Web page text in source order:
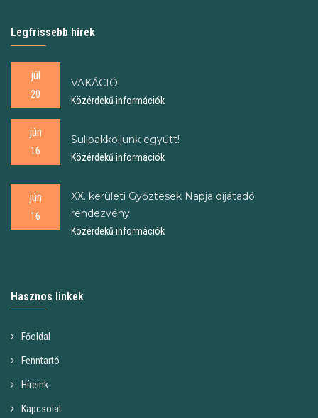
Legfrissebb hírek
júl
20
VAKÁCIÓ!
Közérdekű információk
jún
16
Sulipakkoljunk együtt!
Közérdekű információk
jún
16
XX. kerületi Győztesek Napja díjátadó
rendezvény
Közérdekű információk
Hasznos linkek
Főoldal
Fenntartó
Híreink
Kapcsolat